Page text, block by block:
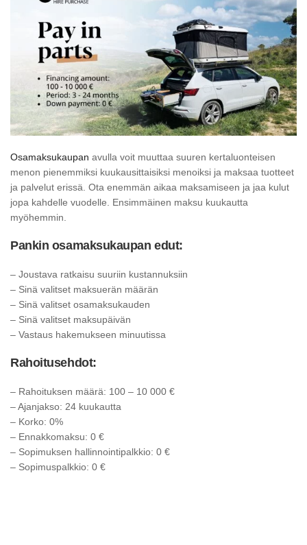
Osamaksukaupan avulla voit muuttaa suuren kertaluonteisen
menon pienemmiksi kuukausittaisiksi menoiksi ja maksaa tuotteet
ja palvelut erissä. Ota enemmän aikaa maksamiseen ja jaa kulut
jopa kahdelle vuodelle. Ensimmäinen maksu kuukautta
myöhemmin.
Pankin osamaksukaupan edut:
– Joustava ratkaisu suuriin kustannuksiin
– Sinä valitset maksuerän määrän
– Sinä valitset osamaksukauden
– Sinä valitset maksupäivän
– Vastaus hakemukseen minuutissa
Rahoitusehdot:
– Rahoituksen määrä: 100 – 10 000 €
– Ajanjakso: 24 kuukautta
– Korko: 0%
– Ennakkomaksu: 0 €
– Sopimuksen hallinnointipalkkio: 0 €
– Sopimuspalkkio: 0 €